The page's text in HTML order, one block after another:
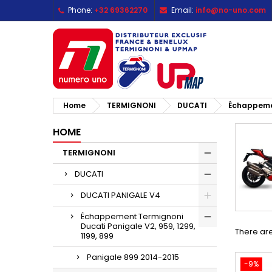
Phone: +32 69362270 Email: info@no-uno.com
Home TERMIGNONI DUCATI
HOME
TERMIGNONI
DUCATI
DUCATI PANIGALE V4
Échappement Termignoni
Ducati Panigale V2, 959, 1299,
1199, 899
Panigale 899 2014-2015
There
-9%